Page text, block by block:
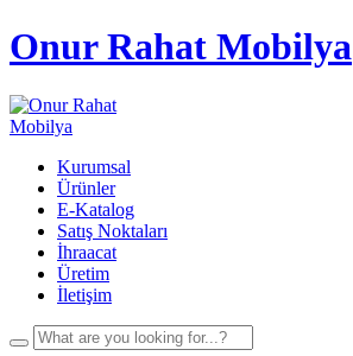
Onur Rahat Mobilya
Kurumsal
Ürünler
E-Katalog
Satış Noktaları
İhraacat
Üretim
İletişim